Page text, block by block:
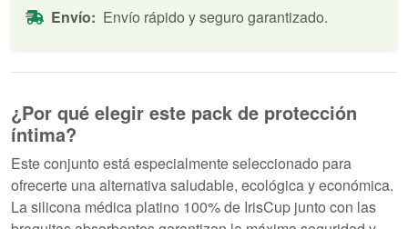
Envío: Envío rápido y seguro garantizado.
¿Por qué elegir este pack de protección
íntima?
Este conjunto está especialmente seleccionado para
ofrecerte una alternativa saludable, ecológica y económica.
La silicona médica platino 100% de IrisCup junto con las